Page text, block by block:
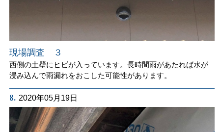
現場調査 ３
西側の土壁にヒビが入っています。長時間雨があたれば水が
浸み込んで雨漏れをおこした可能性があります。
8. 2020年05月19日